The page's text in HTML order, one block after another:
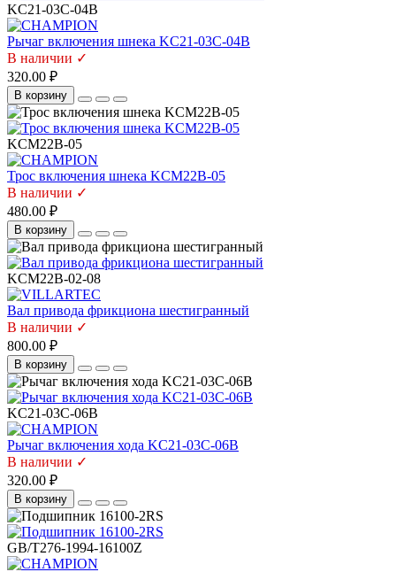
KC21-03C-04B
Рычаг включения шнека KC21-03C-04B
В наличии ✓
320.00 ₽
В корзину
KCM22B-05
Трос включения шнека KCM22B-05
В наличии ✓
480.00 ₽
В корзину
KCM22B-02-08
Вал привода фрикциона шестигранный
В наличии ✓
800.00 ₽
В корзину
KC21-03C-06B
Рычаг включения хода KC21-03C-06B
В наличии ✓
320.00 ₽
В корзину
GB/T276-1994-16100Z